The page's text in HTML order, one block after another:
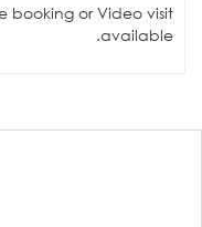
booking or Video visit
available.